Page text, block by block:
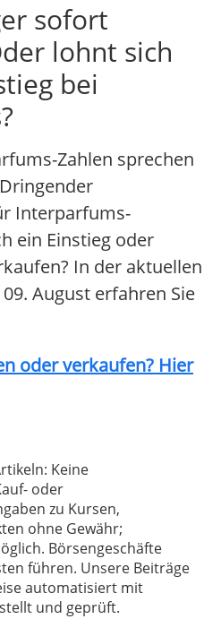
sofort
lohnt sich
bei
Zahlen sprechen
Interparfums-
ein Einstieg oder
In der aktuellen
August erfahren Sie
oder verkaufen? Hier
Keine
oder
zu Kursen,
ohne Gewähr;
Börsengeschäfte
führen. Unsere Beiträge
automatisiert mit
und geprüft.